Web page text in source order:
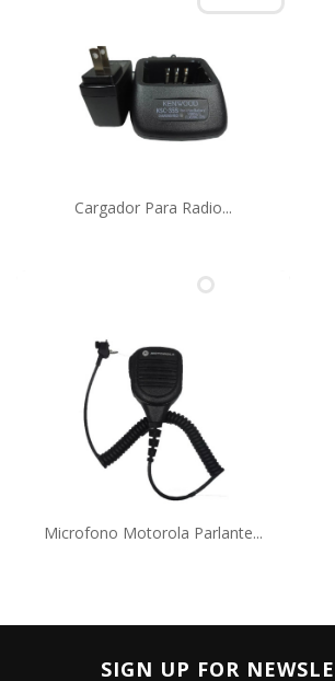
Cargador Para Radio...
Microfono Motorola Parlante...
SIGN UP FOR